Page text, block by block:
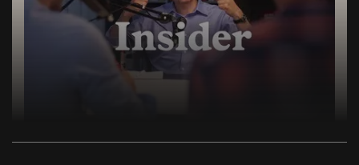
Insider: Prahu ovládli nemyslící aktivisté.